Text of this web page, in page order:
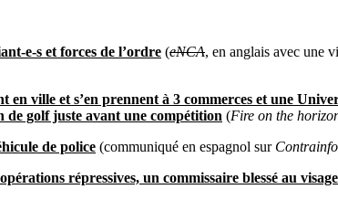
e-s et forces de l’ordre (eNCA, en anglais avec une
ville et s’en prennent à 3 commerces et une
de golf juste avant une compétition (Fire on the
de police (communiqué en espagnol sur Contrainfo
répressives, un commissaire blessé au visage